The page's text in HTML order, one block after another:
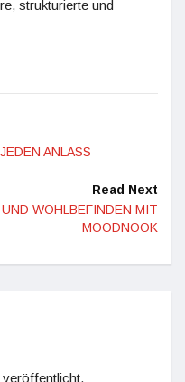
strukturierte und
ANLASS
Read Next
WOHLBEFINDEN MIT
MOODNOOK